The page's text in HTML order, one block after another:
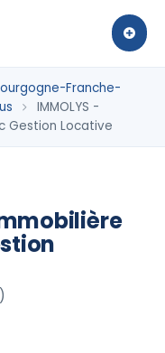
Franche-
IMMOLYS -
Gestion Locative